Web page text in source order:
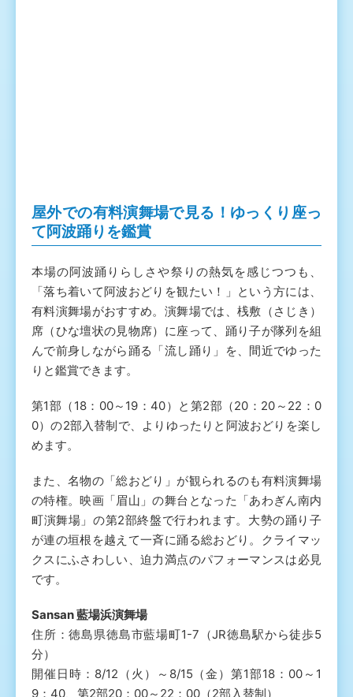
屋外での有料演舞場で見る！ゆっくり座っ
て阿波踊りを鑑賞
本場の阿波踊りらしさや祭りの熱気を感じつつも、
「落ち着いて阿波おどりを観たい！」という方には、
有料演舞場がおすすめ。演舞場では、桟敷（さじき）
席（ひな壇状の見物席）に座って、踊り子が隊列を組
んで前身しながら踊る「流し踊り」を、間近でゆった
りと鑑賞できます。
第1部（18：00～19：40）と第2部（20：20～22：0
0）の2部入替制で、よりゆったりと阿波おどりを楽し
めます。
また、名物の「総おどり」が観られるのも有料演舞場
の特権。映画「眉山」の舞台となった「あわぎん南内
町演舞場」の第2部終盤で行われます。大勢の踊り子
が連の垣根を越えて一斉に踊る総おどり。クライマッ
クスにふさわしい、迫力満点のパフォーマンスは必見
です。
Sansan 藍場浜演舞場
住所：徳島県徳島市藍場町1-7（JR徳島駅から徒歩5
分）
開催日時：8/12（火）～8/15（金）第1部18：00～1
9：40、第2部20：00～22：00（2部入替制）